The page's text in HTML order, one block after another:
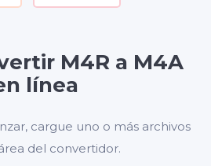
M4R a M4A
línea
cargue uno o más archivos
del convertidor.